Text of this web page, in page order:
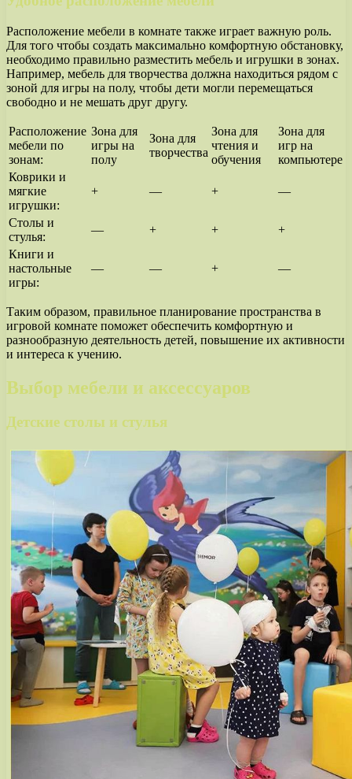
Расположение мебели в комнате также играет важную роль.
Для того чтобы создать максимально комфортную обстановку,
необходимо правильно разместить мебель и игрушки в зонах.
Например, мебель для творчества должна находиться рядом с
зоной для игры на полу, чтобы дети могли перемещаться
свободно и не мешать друг другу.
Расположение
мебели по
зонам:
Зона для
игры на
полу
Зона для
творчества
Зона для
чтения и
обучения
Зона для
игр на
компьютере
Коврики и
мягкие
игрушки:
+ — + —
Столы и
стулья:
— + +
+
Книги и
настольные
игры:
— — + —
Таким образом, правильное планирование пространства в
игровой комнате поможет обеспечить комфортную и
разнообразную деятельность детей, повышение их активности
и интереса к учению.
Выбор мебели и аксессуаров
Детские столы и стулья